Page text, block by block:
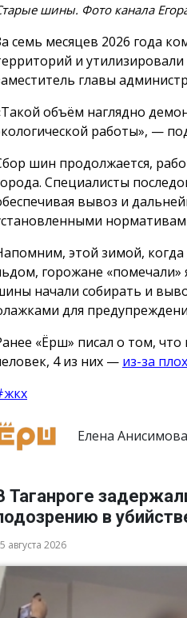
шины. Фото канала
семь месяцев 2026 года
и
главы
объём наглядно
работы», —
шин продолжается,
Специалисты
вывоз и
этой зимой, когда
горожане
начали собирать и
для
«Ёрш» писал о том,
4 из них — из-за
Елена Анисимова
Таганроге
в
августа 2026